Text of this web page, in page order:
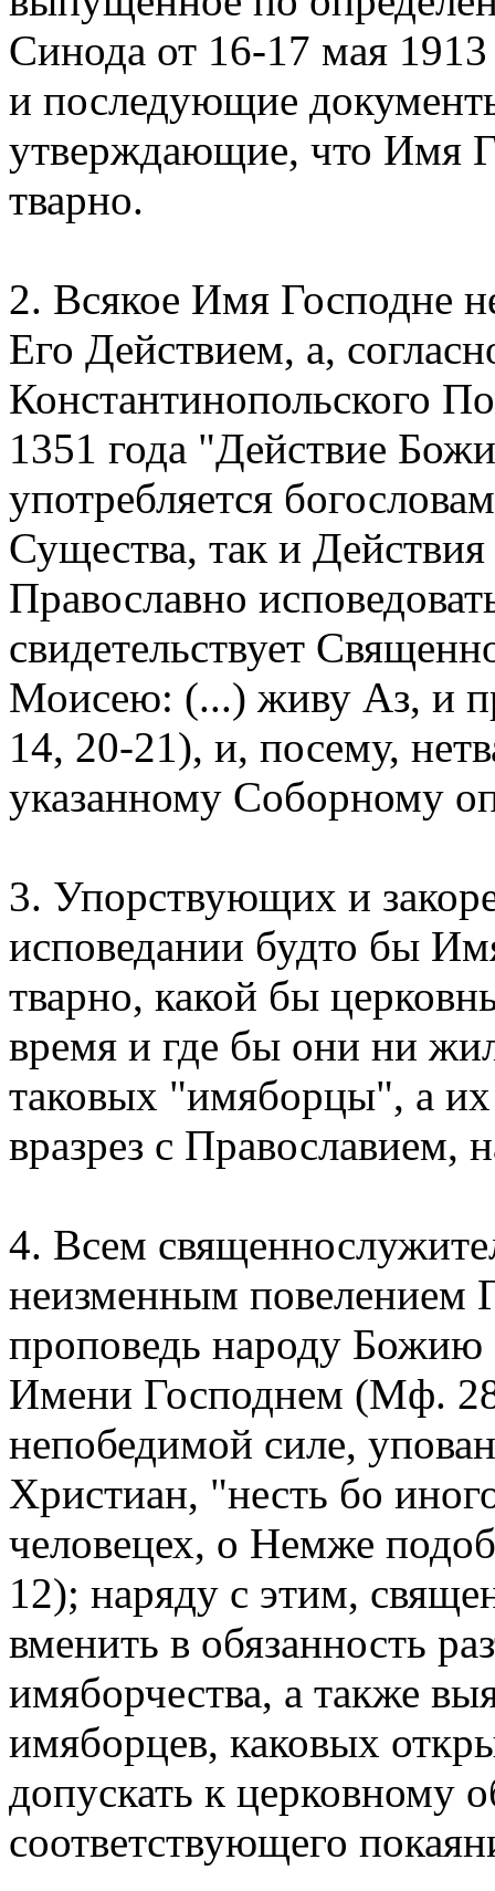
Синода от 16-17 мая
и последующие
утверждающие, что Имя
тварно.
2. Всякое Имя Господне
Его Действием, а,
Константинопольского
1351 года "Действие
употребляется
Существа, так и
Православно
свидетельствует
Моисею: (...) живу Аз, и
14, 20-21), и, посему,
указанному Соборному
3. Упорствующих и
исповедании будто бы
тварно, какой бы
время и где бы они ни
таковых "имяборцы", а
вразрез с Православием,
4. Всем
неизменным повелением
проповедь народу Божию
Имени Господнем (Мф.
непобедимой силе,
Христиан, "несть бо
человецех, о Немже
12); наряду с этим,
вменить в обязанность
имяборчества, а также
имяборцев, каковых
допускать к церковному
соответствующего